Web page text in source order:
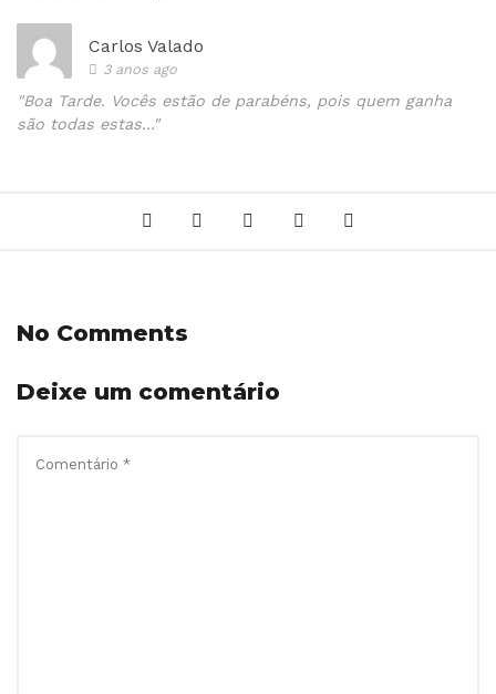
Carlos Valado
3 anos ago
"Boa Tarde. Vocês estão de parabéns, pois quem ganha
são todas estas..."
No Comments
Deixe um comentário